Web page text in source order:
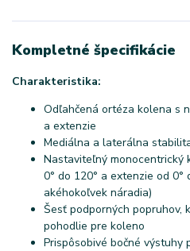
Kompletné špecifikácie
Charakteristika:
Odľahčená ortéza kolena s
a extenzie
Mediálna a laterálna
Nastaviteľný monocentrický
0° do 120° a extenzie od 0°
akéhokoľvek náradia)
Šesť podporných popruhov,
pohodlie pre koleno
Prispôsobivé bočné výstuhy